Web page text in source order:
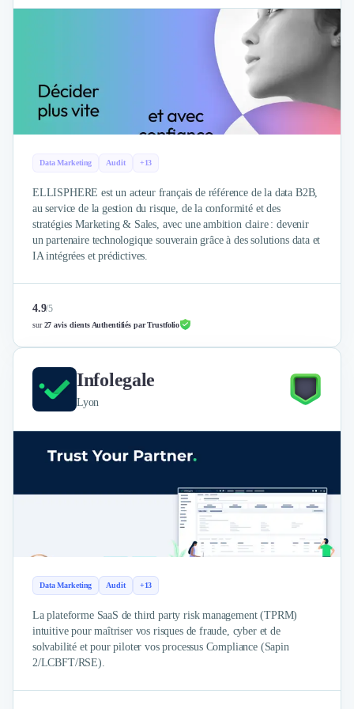
Photographie
Études Marketing
Email Marketing
Data Marketing
Logiciel Marketing
Logiciel Commercial
Expertise Comptable
Subventions & Aides
Levée de fonds
Droit des Affaires
Direction Financière Externalisée (DAF)
Transactions Services
Droit du Travail
Banque
Financement de matériel ou équipement
Solutions de Paiement
Fiscalité
UX & UI Design
Développement Web
Data Marketing Audit +13
ELLISPHERE est un acteur français de référence de la data B2B,
au service de la gestion du risque, de la conformité et des
stratégies Marketing & Sales, avec une ambition claire : devenir
un partenaire technologique souverain grâce à des solutions data et
IA intégrées et prédictives.
4.9/5
sur27 avis clients Authentifiés par Trustfolio
Infolegale
Lyon
Data Marketing Audit +13
La plateforme SaaS de third party risk management (TPRM)
intuitive pour maîtriser vos risques de fraude, cyber et de
solvabilité et pour piloter vos processus Compliance (Sapin
2/LCBFT/RSE).